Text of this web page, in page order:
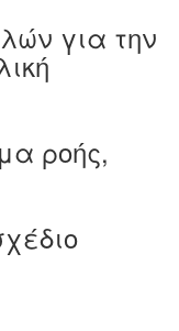
για την
ροής,